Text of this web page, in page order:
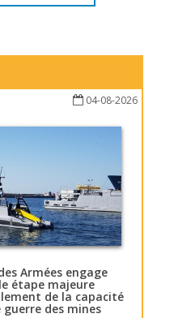
04-08-2026
Armées engage
étape majeure
de la capacité
des mines